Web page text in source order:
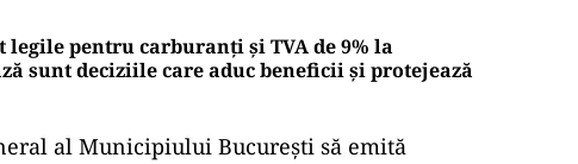
pentru carburanți și TVA de 9% la
sunt deciziile care aduc beneficii și protejează
al Municipiului Bucureşti să emită